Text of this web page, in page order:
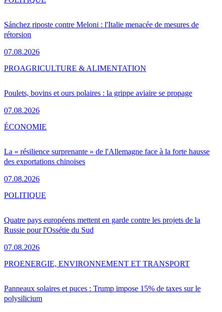
Sánchez riposte contre Meloni : l'Italie menacée de mesures de
rétorsion
07.08.2026
Poulets, bovins et ours polaires : la grippe aviaire se propage
07.08.2026
PROAGRICULTURE & ALIMENTATION
La « résilience surprenante » de l'Allemagne face à la forte hausse
des exportations chinoises
07.08.2026
ÉCONOMIE
Quatre pays européens mettent en garde contre les projets de la
Russie pour l'Ossétie du Sud
07.08.2026
POLITIQUE
Panneaux solaires et puces : Trump impose 15% de taxes sur le
polysilicium
PROENERGIE, ENVIRONNEMENT ET TRANSPORT